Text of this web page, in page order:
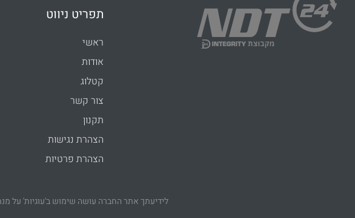
תפריט ניווט
ראשי
אודות
קטלוג
צור קשר
תקנון
הצהרת נגישות
הצהרת פרטיות
לידיעתך אתר החברה עושה שימוש ב'עוגיות' על